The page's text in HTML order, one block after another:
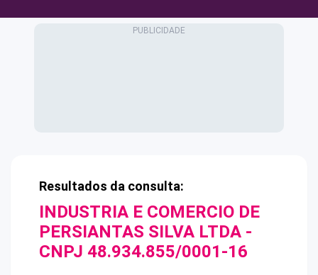
Resultados da consulta:
INDUSTRIA E COMERCIO DE
PERSIANTAS SILVA LTDA -
CNPJ 48.934.855/0001-16